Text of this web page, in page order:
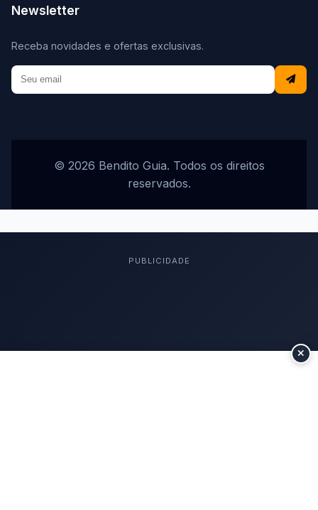
Newsletter
Receba novidades e ofertas exclusivas.
© 2026 Bendito Guia. Todos os direitos
reservados.